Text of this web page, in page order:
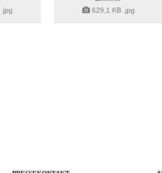
.jpg 629,1 KB .jpg